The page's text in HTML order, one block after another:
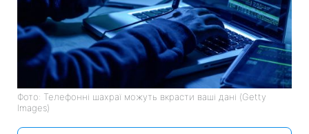
Фото: Телефонні шахраї можуть вкрасти ваші дані (Getty
Images)